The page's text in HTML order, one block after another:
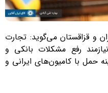
و قزاقستان می‌گوید: تجارت
رفع مشکلات بانکی و
حمل با کامیون‌های ایرانی و